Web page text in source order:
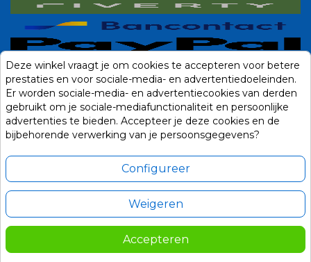
Deze winkel vraagt je om cookies te accepteren voor betere
prestaties en voor sociale-media- en advertentiedoeleinden.
Er worden sociale-media- en advertentiecookies van derden
gebruikt om je sociale-mediafunctionaliteit en persoonlijke
advertenties te bieden. Accepteer je deze cookies en de
bijbehorende verwerking van je persoonsgegevens?
Configureer
Weigeren
Accepteren